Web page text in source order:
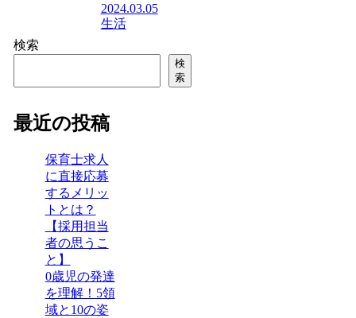
2024.03.05
生活
検索
検
索
最近の投稿
保育士求人
に直接応募
するメリッ
トとは？
【採用担当
者の思うこ
と】
0歳児の発達
を理解！5領
域と10の姿